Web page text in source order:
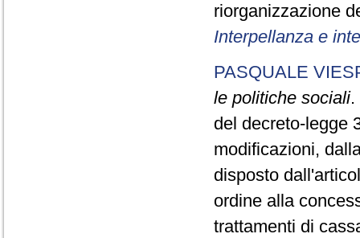
riorganizzazione
Interpellanza e
PASQUALE
le politiche sociali.
del decreto-legge
modificazioni,
disposto
ordine alla
trattamenti di